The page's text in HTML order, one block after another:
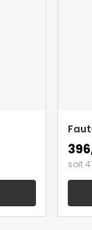
Prix
soit